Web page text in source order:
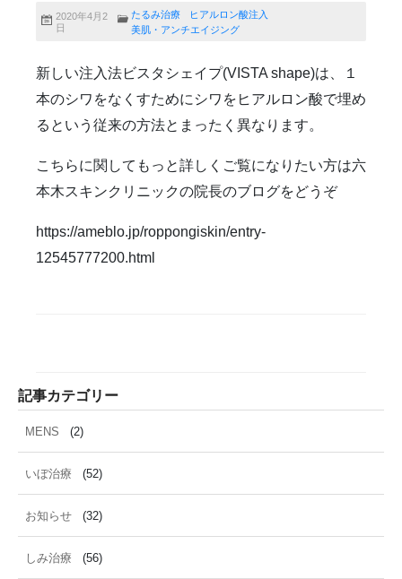
成長因子ピーリング
毛穴の開き・黒ずみ治療
毛穴用プラグピーリング
水光注射
2020年4月2
日
たるみ治療
ヒアルロン酸注入
美肌・アンチエイジング
新しい注入法ビスタシェイプ(VISTA shape)は、１
本のシワをなくすためにシワをヒアルロン酸で埋め
るという従来の方法とまったく異なります。
こちらに関してもっと詳しくご覧になりたい方は六
本木スキンクリニックの院長のブログをどうぞ
https://ameblo.jp/roppongiskin/entry-
12545777200.html
記事カテゴリー
MENS (2)
いぼ治療 (52)
お知らせ (32)
しみ治療 (56)